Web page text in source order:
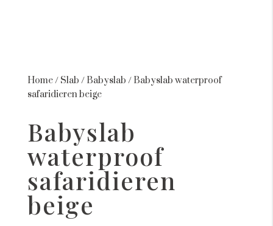
Home/ Slab / Babyslab / Babyslab waterproof
safaridieren beige
Babyslab
waterproof
safaridieren
beige